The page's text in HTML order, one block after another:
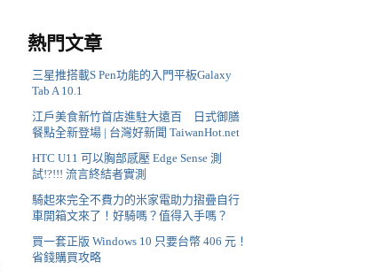
熱門文章
三星推搭載S Pen功能的入門平板Galaxy
Tab A 10.1
江戶美食新竹首店進駐大遠百 日式御膳
餐點全新登場 | 台灣好新聞 TaiwanHot.net
HTC U11 可以胸部感壓 Edge Sense 測
試!?!!! 流言終結者實測
騎起來完全不費力的米家電助力摺疊自行
車開箱文來了！好騎嗎？值得入手嗎？
買一套正版 Windows 10 只要台幣 406 元！
省錢購買攻略